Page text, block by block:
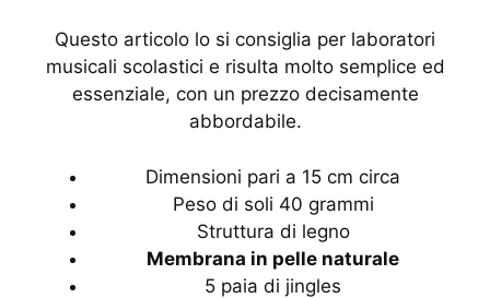
Questo articolo lo si consiglia per laboratori
musicali scolastici e risulta molto semplice ed
essenziale, con un prezzo decisamente
abbordabile.
Dimensioni pari a 15 cm circa
Peso di soli 40 grammi
Struttura di legno
Membrana in pelle naturale
5 paia di jingles